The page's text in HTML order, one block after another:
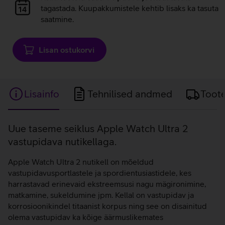
laadiminetagastada. Kuupakkumistele kehtib lisaks ka tasuta
saatmine.
Lisan ostukorvi
Lisainfo Tehnilised andmed
Lisainfo
Uue taseme seiklus Apple Watch Ultra 2
vastupidava nutikellaga.
Apple Watch Ultra 2 nutikell on mõeldud
vastupidavusportlastele ja spordientusiastidele, kes
harrastavad erinevaid ekstreemsusi nagu mägironimine,
matkamine, sukeldumine jpm. Kellal on vastupidav ja
korrosioonikindel titaanist korpus ning see on disainitud
olema vastupidav ka kõige äärmuslikemates